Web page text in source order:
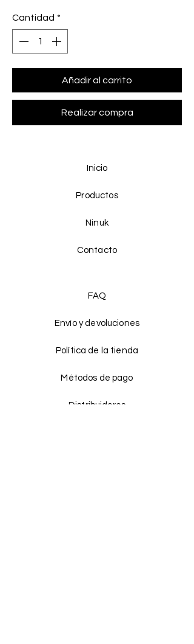
Cantidad *
Añadir al carrito
Realizar compra
Inicio
Productos
Ninuk
Contacto
FAQ
Envío y devoluciones
Política de la tienda
Métodos de pago
Distribuidores